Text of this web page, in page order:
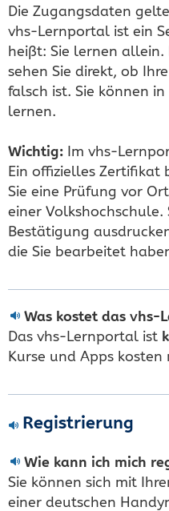
Die Zugangsdaten
vhs-Lernportal ist ein
heißt: Sie lernen allein.
sehen Sie direkt, ob
falsch ist. Sie können
lernen.
Wichtig: Im vhs-
Ein offizielles Zertifikat
Sie eine Prüfung vor
einer Volkshochschule.
Bestätigung
die Sie bearbeitet
Was kostet das vhs-
Das vhs-Lernportal ist
Kurse und Apps kosten
Registrierung
Wie kann ich mich
Sie können sich mit
einer deutschen